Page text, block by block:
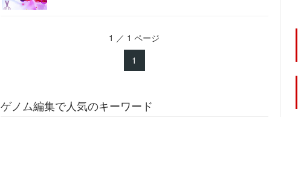
1 ／ 1 ページ
1
ゲノム編集で人気のキーワード